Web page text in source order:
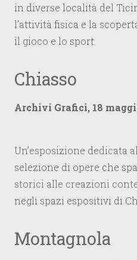
in diverse località del
l’attività fisica e la
il gioco e lo sport.
Chiasso
Archivi Grafici, 18
Un’esposizione dedicata
selezione di opere che
storici alle creazioni
negli spazi espositivi di
Montagnola